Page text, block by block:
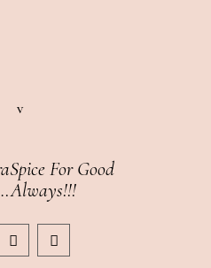
For Good